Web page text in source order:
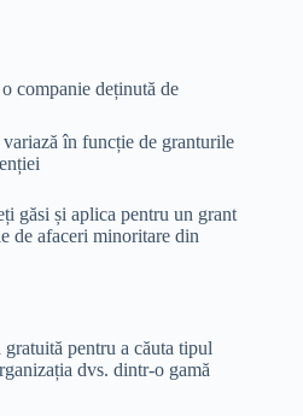
companie deținută de
în funcție de granturile
găsi și aplica pentru un grant
de afaceri minoritare din
gratuită pentru a căuta tipul
dvs. dintr-o gamă